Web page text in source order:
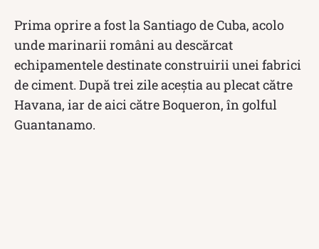
Prima oprire a fost la Santiago de Cuba, acolo
unde marinarii români au descărcat
echipamentele destinate construirii unei fabrici
de ciment. După trei zile aceștia au plecat către
Havana, iar de aici către Boqueron, în golful
Guantanamo.